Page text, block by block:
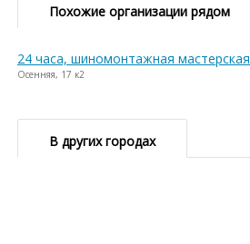
Похожие организации рядом
24 часа, шиномонтажная мастерская
Осенняя, 17 к2
В других городах